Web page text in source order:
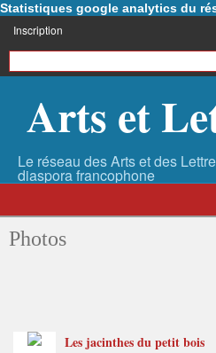
Statistiques google analytics du
Inscription
Arts et
Photos
Les jacinthes du petit bois